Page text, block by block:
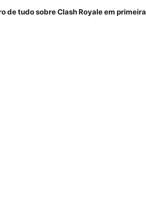
de tudo sobre Clash Royale em primeira